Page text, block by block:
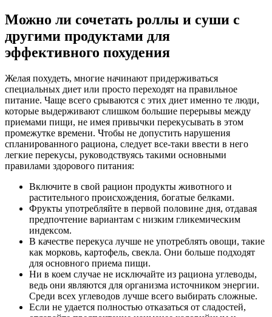
Можно ли сочетать роллы и суши с
другими продуктами для
эффективного похудения
Желая похудеть, многие начинают придерживаться
специальных диет или просто переходят на правильное
питание. Чаще всего срываются с этих диет именно те люди,
которые выдерживают слишком большие перерывы между
приемами пищи, не имея привычки перекусывать в этом
промежутке времени. Чтобы не допустить нарушения
спланированного рациона, следует все-таки ввести в него
легкие перекусы, руководствуясь такими основными
правилами здорового питания:
Включите в свой рацион продукты животного и
растительного происхождения, богатые белками.
Фрукты употребляйте в первой половине дня, отдавая
предпочтение вариантам с низким гликемическим
индексом.
В качестве перекуса лучше не употреблять овощи, такие
как морковь, картофель, свекла. Они больше подходят
для основного приема пищи.
Ни в коем случае не исключайте из рациона углеводы,
ведь они являются для организма источником энергии.
Среди всех углеводов лучше всего выбирать сложные.
Если не удается полностью отказаться от сладостей,